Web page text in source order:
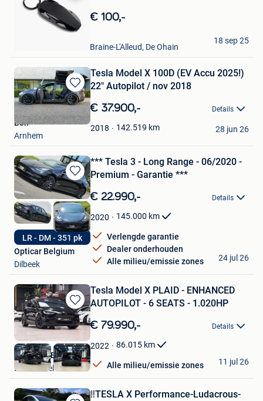
in
Mijn
Favorieten
€ 100,-
Waterloo + Partie De Braine-L'Alleud, De Ohain
18 sep 25
Bewaren
in
Mijn
Favorieten
Tesla Model X 100D (EV Accu 2025!)
22" Autopilot / nov 2018
€ 37.900,- Details
2018 142.519 km
Ben
Arnhem
28 jun 26
Bewaren
in
Mijn
Favorieten
LR - DM - 351 pk
*** Tesla 3 - Long Range - 06/2020 -
Premium - Garantie ***
€ 22.990,- Details
2020 145.000 km
Verlengde garantie
Dealer onderhouden
Alle milieu/emissie zones
Opticar Belgium
Dilbeek
24 jul 26
Bewaren
in
Mijn
Favorieten
Tesla Model X PLAID - ENHANCED
AUTOPILOT - 6 SEATS - 1.020HP
€ 79.990,- Details
2022 86.015 km
Alle milieu/emissie zones
Nikola CVBA
Londerzeel
11 jul 26
‼️TESLA X Performance-Ludacrous-